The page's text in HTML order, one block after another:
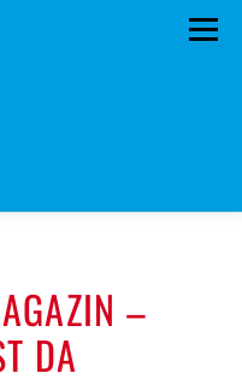
Menü
SPENDEN
–
DA